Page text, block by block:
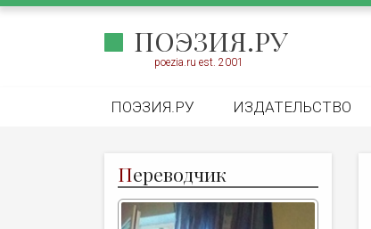
ПОЭЗИЯ.РУ
poezia.ru est. 2001
ПОЭЗИЯ.РУ ИЗДАТЕЛЬСТВО
Переводчик